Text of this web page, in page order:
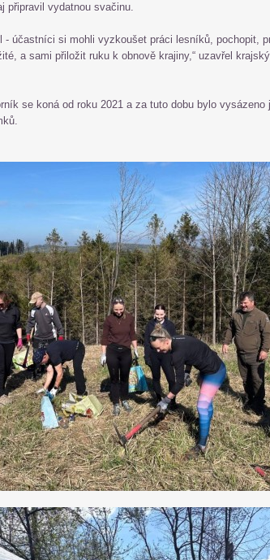
připravil vydatnou svačinu.
- účastníci si mohli vyzkoušet práci lesníků, pochopit,
a sami přiložit ruku k obnově krajiny,“ uzavřel
se koná od roku 2021 a za tuto dobu bylo vysázeno